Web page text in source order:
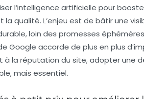
l’intelligence artificielle pour
qualité. L’enjeu est de bâtir une
loin des promesses
Google accorde de plus en plus
la réputation du site, adopter une
mais essentiel.